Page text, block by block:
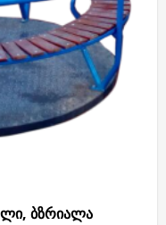
ბზრიალა